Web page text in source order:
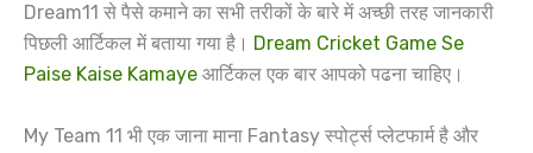
Dream11 से पैसे कमाने का सभी तरीकों के बारे में अच्छी तरह जानकारी
पिछली आर्टिकल में बताया गया है। Dream Cricket Game Se
Paise Kaise Kamaye आर्टिकल एक बार आपको पढना चाहिए।
My Team 11 भी एक जाना माना Fantasy स्पोर्ट्स प्लेटफार्म है और